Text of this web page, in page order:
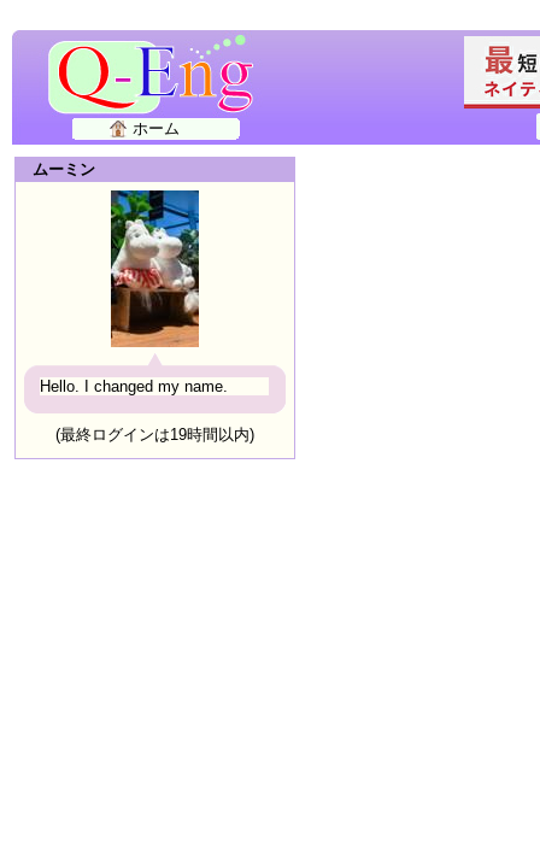
ホーム
ムーミン
Hello. I changed my name.
(最終ログインは19時間以内)